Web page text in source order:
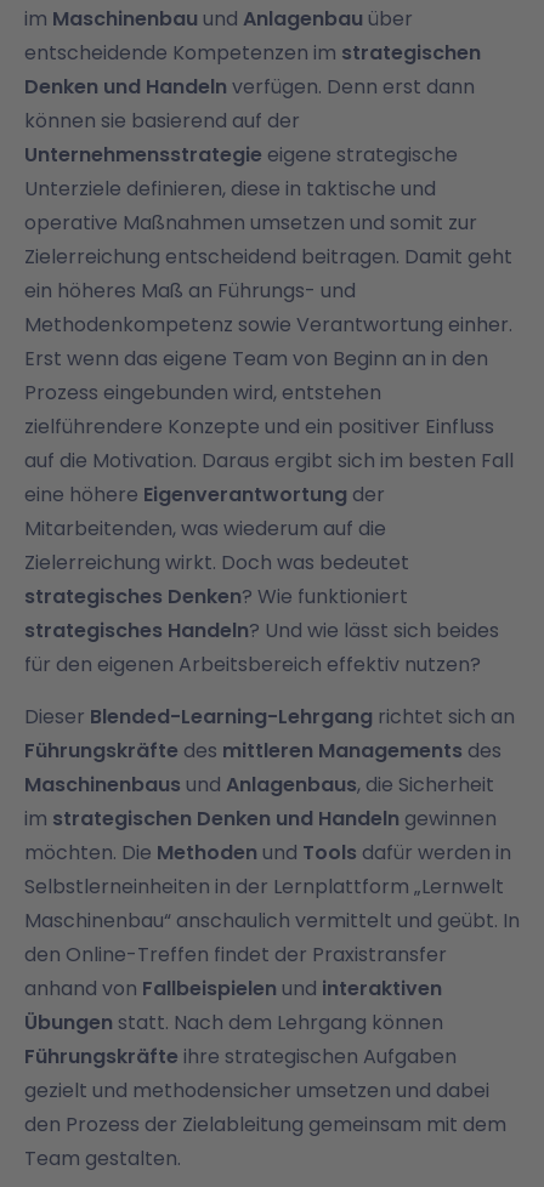
im Maschinenbau und Anlagenbau über
entscheidende Kompetenzen im strategischen
Denken und Handeln verfügen. Denn erst dann
können sie basierend auf der
Unternehmensstrategie eigene strategische
Unterziele definieren, diese in taktische und
operative Maßnahmen umsetzen und somit zur
Zielerreichung entscheidend beitragen. Damit geht
ein höheres Maß an Führungs- und
Methodenkompetenz sowie Verantwortung einher.
Erst wenn das eigene Team von Beginn an in den
Prozess eingebunden wird, entstehen
zielführendere Konzepte und ein positiver Einfluss
auf die Motivation. Daraus ergibt sich im besten Fall
eine höhere Eigenverantwortung der
Mitarbeitenden, was wiederum auf die
Zielerreichung wirkt. Doch was bedeutet
strategisches Denken? Wie funktioniert
strategisches Handeln? Und wie lässt sich beides
für den eigenen Arbeitsbereich effektiv nutzen?
Dieser Blended-Learning-Lehrgang richtet sich an
Führungskräfte des mittleren Managements des
Maschinenbaus und Anlagenbaus, die Sicherheit
im strategischen Denken und Handeln gewinnen
möchten. Die Methoden und Tools dafür werden in
Selbstlerneinheiten in der Lernplattform „Lernwelt
Maschinenbau“ anschaulich vermittelt und geübt. In
den Online-Treffen findet der Praxistransfer
anhand von Fallbeispielen und interaktiven
Übungen statt. Nach dem Lehrgang können
Führungskräfte ihre strategischen Aufgaben
gezielt und methodensicher umsetzen und dabei
den Prozess der Zielableitung gemeinsam mit dem
Team gestalten.